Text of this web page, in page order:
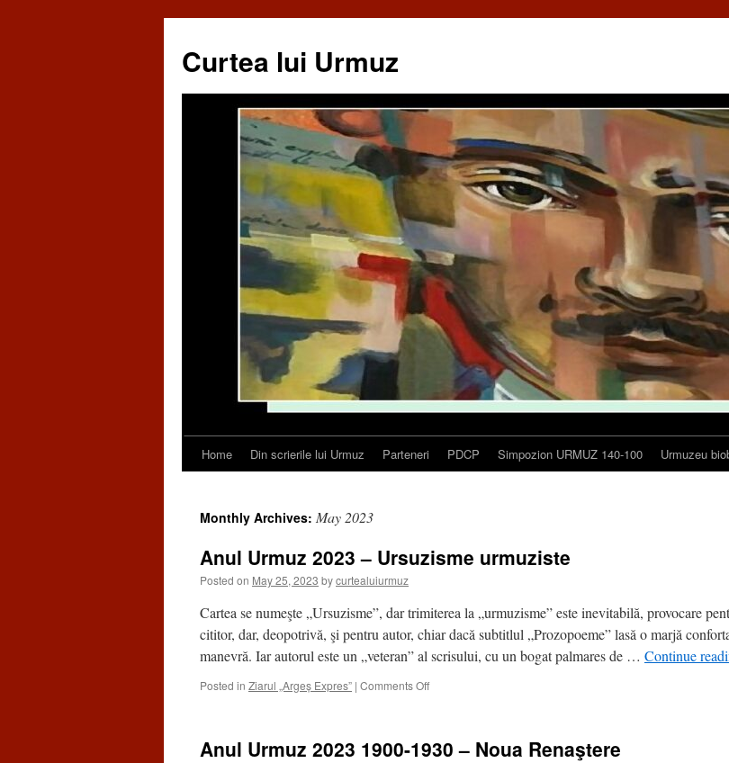
Curtea lui Urmuz
Skip
content
Home Din scrierile lui Urmuz Parteneri PDCP Simpozion URMUZ 140-100 Urmuzeu
Monthly Archives: May 2023
Anul Urmuz 2023 – Ursuzisme urmuziste
Posted on May 25, 2023 bycurtealuiurmuz
Cartea se numeşte „Ursuzisme”, dar trimiterea la „urmuzisme” este inevitabilă, provocare
cititor, dar, deopotrivă, şi pentru autor, chiar dacă subtitlul „Prozopoeme” lasă o marjă
manevră. Iar autorul este un „veteran” al scrisului, cu un bogat palmares de … Continue
Posted in Ziarul „Argeș Expres” | Comments Offon
–
Anul Urmuz 2023 1900-1930 – Noua Renaştere